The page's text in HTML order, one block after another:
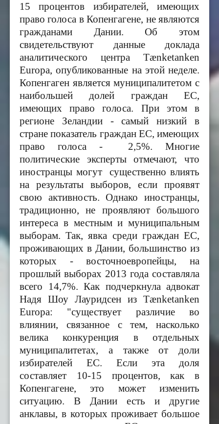
15 процентов избирателей, имеющих
право голоса в Копенгагене, не являются
гражданами Дании. Об этом
свидетельствуют данные доклада
аналитического центра Tænketanken
Europa, опубликованные на этой неделе.
Копенгаген является муниципалитетом с
наибольшей долей граждан ЕС,
имеющих право голоса. При этом в
регионе Зеландии - самый низкий в
стране показатель граждан ЕС, имеющих
право голоса - 2,5%. Многие
политические эксперты отмечают, что
иностранцы могутсущественно влиять
на результаты выборов, если проявят
свою активность. Однако иностранцы,
традиционно, не проявляют большого
интереса в местным и муниципальным
выборам. Так, явка среди граждан ЕС,
проживающих в Дании, большинство из
которых - восточноевропейцы, на
прошлый выборах 2013 года составляла
всего 14,7%. Как подчеркнула адвокат
Надя Шоу Лауридсен из Tænketanken
Europa: "существует различие во
влиянии, связанное с тем, насколько
велика конкуренция в отдельных
муниципалитетах, а также от доли
избирателей ЕС. Если эта доля
составляет 10-15 процентов, как в
Копенгагене, это может изменить
ситуацию. В Дании есть и другие
анклавы, в которых проживает большое